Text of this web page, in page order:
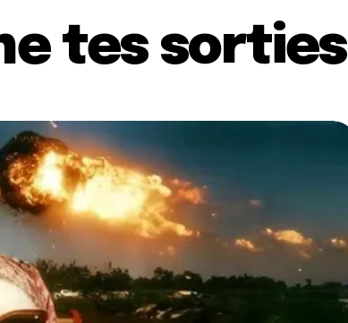
tes sorties